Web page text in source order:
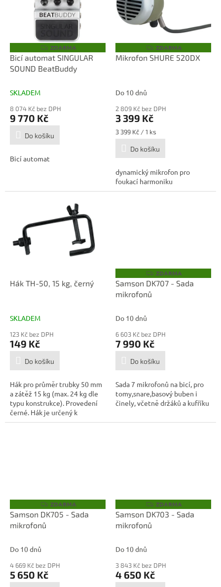
Z
D
A
R
ZDARMA
Bicí automat SINGULAR
SOUND BeatBuddy
SKLADEM
8 074 Kč bez DPH
9 770 Kč
Do košíku
Bicí automat
Z
D
A
ZDARMA
Mikrofon SHURE 520DX
Do 10 dnů
2 809 Kč bez DPH
3 399 Kč
Měrná
cena:
3 399 Kč / 1 ks
Do košíku
dynamický mikrofon pro
foukací harmoniku
Hák TH-50, 15 kg, černý
SKLADEM
123 Kč bez DPH
149 Kč
Do košíku
Hák pro průměr trubky 50 mm
a zátěž 15 kg (max. 24 kg dle
typu konstrukce). Provedení
černé. Hák je určený k
zavěšení...
Z
D
A
ZDARMA
Samson DK707 - Sada
mikrofonů
Do 10 dnů
6 603 Kč bez DPH
7 990 Kč
Do košíku
Sada 7 mikrofonů na bicí, pro
tomy,snare,basový buben i
činely, včetně držáků a kufříku
Z
D
A
ZDARMA
Samson DK705 - Sada
mikrofonů
Do 10 dnů
4 669 Kč bez DPH
5 650 Kč
Z
D
A
ZDARMA
Samson DK703 - Sada
mikrofonů
Do 10 dnů
3 843 Kč bez DPH
4 650 Kč